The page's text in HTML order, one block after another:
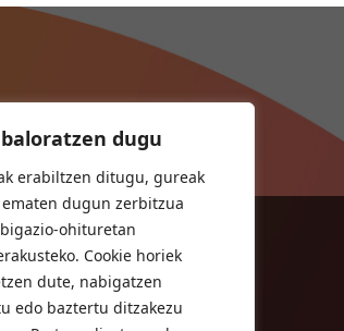
dugu
erabiltzen ditugu, gureak
dugun zerbitzua
ohituretan
Cookie horiek
dute, nabigatzen
edo baztertu ditzakezu